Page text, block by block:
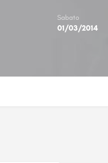
Sabato
01/03/2014